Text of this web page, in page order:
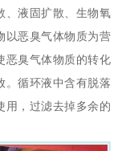
、液固扩散、生物氧
以恶臭气体物质为营
恶臭气体物质的转化
。循环液中含有脱落
用，过滤去掉多余的